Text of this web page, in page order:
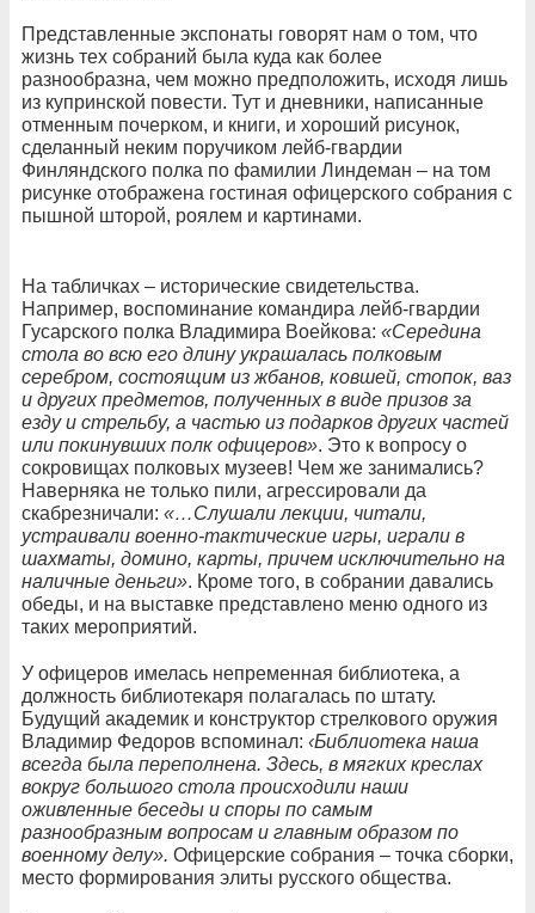
Представленные экспонаты говорят нам о том, что
жизнь тех собраний была куда как более
разнообразна, чем можно предположить, исходя лишь
из купринской повести. Тут и дневники, написанные
отменным почерком, и книги, и хороший рисунок,
сделанный неким поручиком лейб-гвардии
Финляндского полка по фамилии Линдеман – на том
рисунке отображена гостиная офицерского собрания с
пышной шторой, роялем и картинами.
На табличках – исторические свидетельства.
Например, воспоминание командира лейб-гвардии
Гусарского полка Владимира Воейкова: «Середина
стола во всю его длину украшалась полковым
серебром, состоящим из жбанов, ковшей, стопок, ваз
и других предметов, полученных в виде призов за
езду и стрельбу, а частью из подарков других частей
или покинувших полк офицеров». Это к вопросу о
сокровищах полковых музеев! Чем же занимались?
Наверняка не только пили, агрессировали да
скабрезничали: «…Слушали лекции, читали,
устраивали военно-тактические игры, играли в
шахматы, домино, карты, причем исключительно на
наличные деньги». Кроме того, в собрании давались
обеды, и на выставке представлено меню одного из
таких мероприятий.
У офицеров имелась непременная библиотека, а
должность библиотекаря полагалась по штату.
Будущий академик и конструктор стрелкового оружия
Владимир Федоров вспоминал: ‹Библиотека наша
всегда была переполнена. Здесь, в мягких креслах
вокруг большого стола происходили наши
оживленные беседы и споры по самым
разнообразным вопросам и главным образом по
военному делу». Офицерские собрания – точка сборки,
место формирования элиты русского общества.